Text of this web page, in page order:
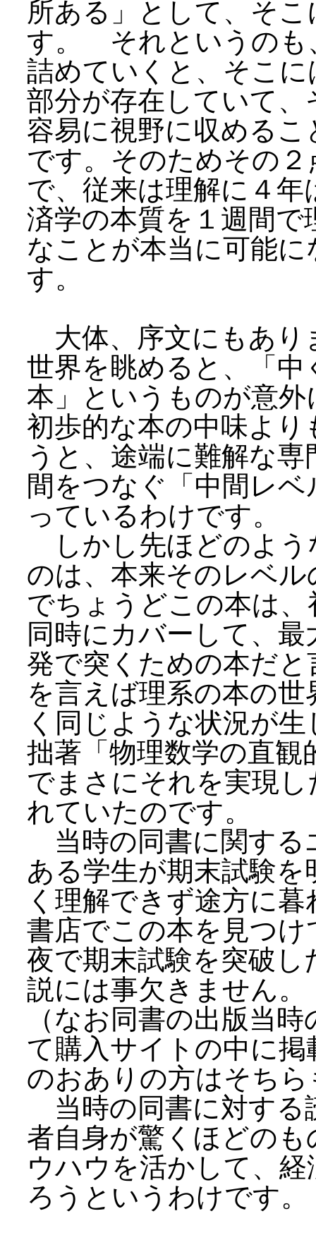
所ある」として、そ
す。 それというのも
詰めていくと、そこ
部分が存在していて
容易に視野に収める
です。そのためその
で、従来は理解に４
済学の本質を１週間
なことが本当に可能
す。
大体、序文にもあり
世界を眺めると、「
本」というものが意
初歩的な本の中味よ
うと、途端に難解な
間をつなぐ「中間レ
っているわけです。
しかし先ほどのよう
のは、本来そのレベ
でちょうどこの本は
同時にカバーして、
発で突くための本だ
を言えば理系の本の
く同じような状況が
拙著「物理数学の直観
でまさにそれを実現
れていたのです。
当時の同書に関する
ある学生が期末試験
く理解できず途方に
書店でこの本を見つ
夜で期末試験を突破
説には事欠きません。
（なお同書の出版当
て購入サイトの中に
のおありの方はそち
当時の同書に対する
者自身が驚くほどの
ウハウを活かして、
ろうというわけです。